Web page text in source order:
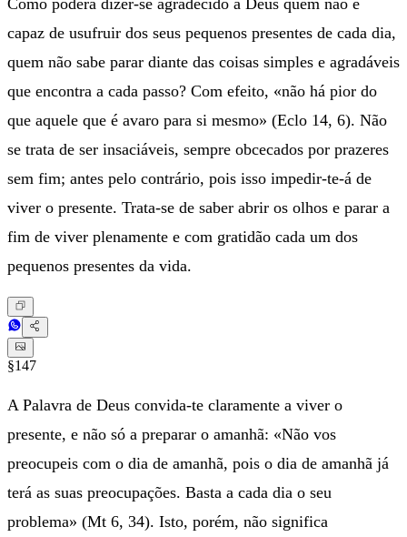
Como poderá dizer-se agradecido a Deus quem não é
capaz de usufruir dos seus pequenos presentes de cada dia,
quem não sabe parar diante das coisas simples e agradáveis
que encontra a cada passo? Com efeito, «não há pior do
que aquele que é avaro para si mesmo» (Eclo 14, 6). Não
se trata de ser insaciáveis, sempre obcecados por prazeres
sem fim; antes pelo contrário, pois isso impedir-te-á de
viver o presente. Trata-se de saber abrir os olhos e parar a
fim de viver plenamente e com gratidão cada um dos
pequenos presentes da vida.
§147
A Palavra de Deus convida-te claramente a viver o
presente, e não só a preparar o amanhã: «Não vos
preocupeis com o dia de amanhã, pois o dia de amanhã já
terá as suas preocupações. Basta a cada dia o seu
problema» (Mt 6, 34). Isto, porém, não significa